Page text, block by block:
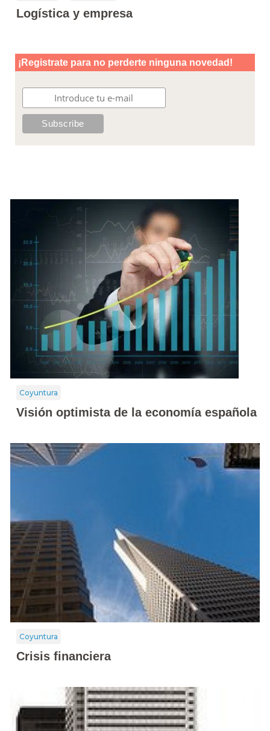
Logística y empresa
Coyuntura
Visión optimista de la economía española
Coyuntura
Crisis financiera